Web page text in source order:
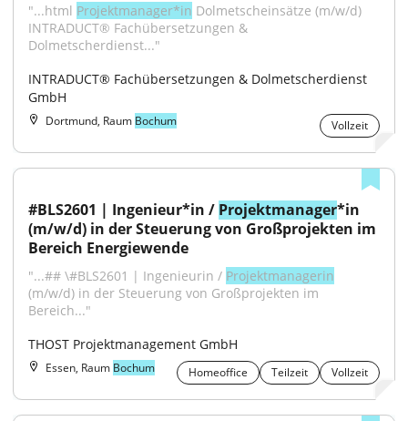
"...html Projektmanager*in Dolmetscheinsätze (m/w/d)
INTRADUCT® Fachübersetzungen &
Dolmetscherdienst..."
INTRADUCT® Fachübersetzungen & Dolmetscherdienst
GmbH
Dortmund, Raum Bochum Vollzeit
#BLS2601 | Ingenieur*in / Projektmanager*in
(m/w/d) in der Steuerung von Großprojekten im
Bereich Energiewende
"...## \#BLS2601 | Ingenieurin / Projektmanagerin
(m/w/d) in der Steuerung von Großprojekten im
Bereich..."
THOST Projektmanagement GmbH
Essen, Raum Bochum Homeoffice Teilzeit Vollzeit